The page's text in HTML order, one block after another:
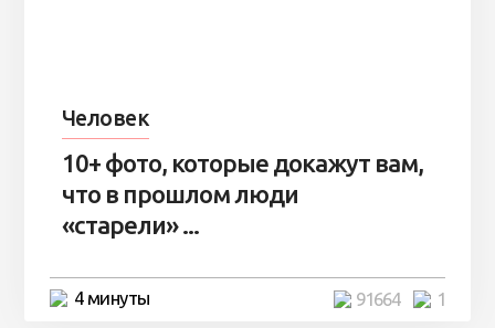
Человек
10+ фото, которые докажут вам,
что в прошлом люди
«старели» ...
4 минуты 1
91664